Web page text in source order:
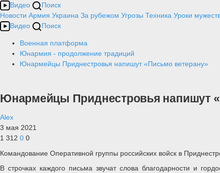
Видео
Поиск
Новости Армия Украина За рубежом Угрозы Техника Уроки
Видео
Поиск
Военная платформа
Юнармия - продолжение традиций
Юнармейцы Приднестровья напишут «Письмо ветерану»
Юнармейцы Приднестровья напишут
Alex
3 мая 2021
1 312 0 0
Командование Оперативной группы российских войск в
В строчках каждого письма звучат слова благодарности и